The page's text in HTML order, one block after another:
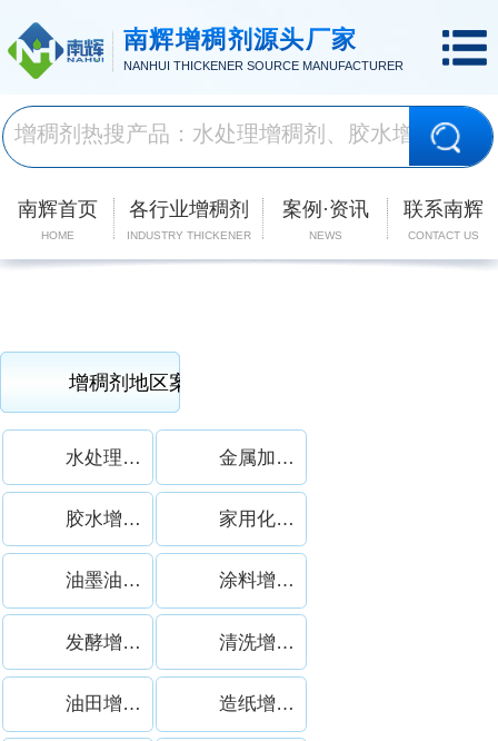
南辉增稠剂源头厂家
NANHUI THICKENER SOURCE MANUFACTURER
南辉首页
HOME
各行业增稠剂
INDUSTRY THICKENER
案例·资讯
NEWS
联系南辉
CONTACT US
增稠剂合作案例
水处理增稠剂案例 金属加工液增稠剂案例
胶水增稠剂案例 家用化学品增稠剂案例
油墨油漆增稠剂案例 涂料增稠剂案例
发酵增稠剂案例 清洗增稠剂案例
油田增稠剂案例 造纸增稠剂案例
增稠剂地区案例